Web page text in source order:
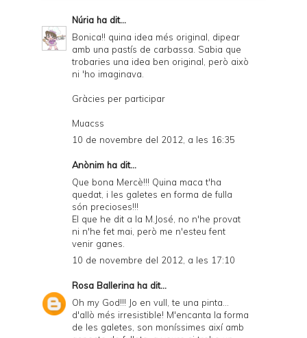
i
e
n
d
P
D
Núria ha dit...
Bonica!! quina idea més original, dipear
amb una pastís de carbassa. Sabia que
trobaries una idea ben original, però això
ni 'ho imaginava.
Gràcies per participar
Muacss
10 de novembre del 2012, a les 16:35
Anònim ha dit...
Que bona Mercè!!! Quina maca t'ha
quedat, i les galetes en forma de fulla
són precioses!!!
El que he dit a la M.José, no n'he provat
ni n'he fet mai, però me n'esteu fent
venir ganes.
10 de novembre del 2012, a les 17:10
Rosa Ballerina ha dit...
Oh my God!!! Jo en vull, te una pinta...
d'allò més irresistible! M'encanta la forma
de les galetes, son moníssimes així amb